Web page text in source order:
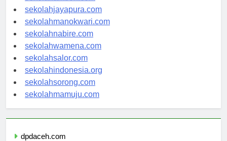
sekolahambon.com
sekolahjayapura.com
sekolahmanokwari.com
sekolahnabire.com
sekolahwamena.com
sekolahsalor.com
sekolahindonesia.org
sekolahsorong.com